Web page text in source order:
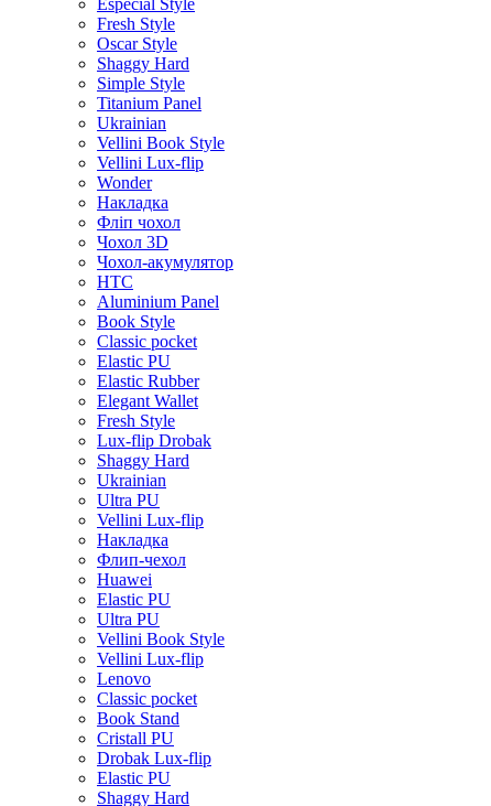
Especial Style
Fresh Style
Oscar Style
Shaggy Hard
Simple Style
Titanium Panel
Ukrainian
Vellini Book Style
Vellini Lux-flip
Wonder
Накладка
Фліп чохол
Чохол 3D
Чохол-акумулятор
HTC
Aluminium Panel
Book Style
Classic pocket
Elastic PU
Elastic Rubber
Elegant Wallet
Fresh Style
Lux-flip Drobak
Shaggy Hard
Ukrainian
Ultra PU
Vellini Lux-flip
Накладка
Флип-чехол
Huawei
Elastic PU
Ultra PU
Vellini Book Style
Vellini Lux-flip
Lenovo
Classic pocket
Book Stand
Cristall PU
Drobak Lux-flip
Elastic PU
Shaggy Hard